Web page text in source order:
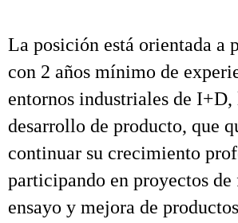
La posición está orientada a
con 2 años mínimo de
entornos industriales de
desarrollo de producto, que
continuar su crecimiento
participando en proyectos
ensayo y mejora de